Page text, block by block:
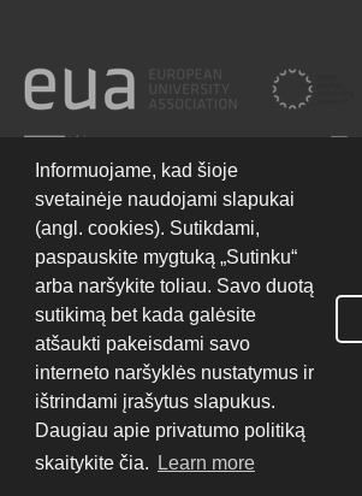
Svetainės naudojimo sąlygos
Svetainės kūrimas:
Informuojame, kad šioje
svetainėje naudojami slapukai
(angl. cookies). Sutikdami,
paspauskite mygtuką „Sutinku“
arba naršykite toliau. Savo duotą
sutikimą bet kada galėsite
atšaukti pakeisdami savo
interneto naršyklės nustatymus ir
ištrindami įrašytus slapukus.
Daugiau apie privatumo politiką
skaitykite čia.
Learn more